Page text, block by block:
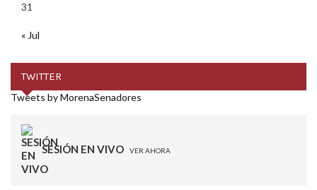
31
« Jul
TWITTER
Tweets by MorenaSenadores
SESIÓN EN VIVO VER AHORA